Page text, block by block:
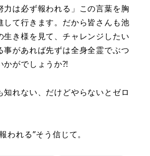
力は必ず報われる」この言葉を胸
して行きます。だから皆さんも池
生き様を見て、チャレンジしたい
事があれば先ずは全身全霊でぶつ
かがでしょうか⁈
知れない、だけどやらないとゼロ
われる”そう信じて。